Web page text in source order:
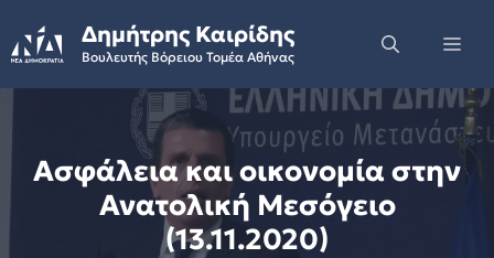
to
content
Δημήτρης Καιρίδης
Βουλευτής Βόρειου Τομέα Αθήνας
Ασφάλεια και οικονομία στην
Ανατολική Μεσόγειο
(13.11.2020)